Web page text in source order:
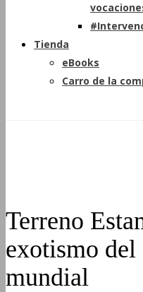
Tienda
eBooks
Carro de la
Terreno
exotismo
mundial